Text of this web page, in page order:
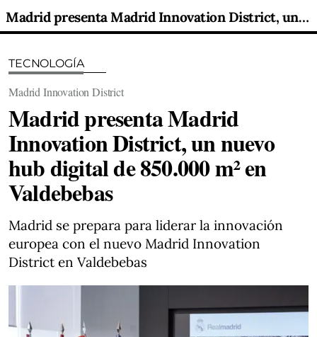
Madrid presenta Madrid Innovation District, un nuevo hub digital de 850.000 m² en Valdebebas
TECNOLOGÍA
Madrid Innovation District
Madrid presenta Madrid
Innovation District, un nuevo
hub digital de 850.000 m² en
Valdebebas
Madrid se prepara para liderar la innovación
europea con el nuevo Madrid Innovation
District en Valdebebas